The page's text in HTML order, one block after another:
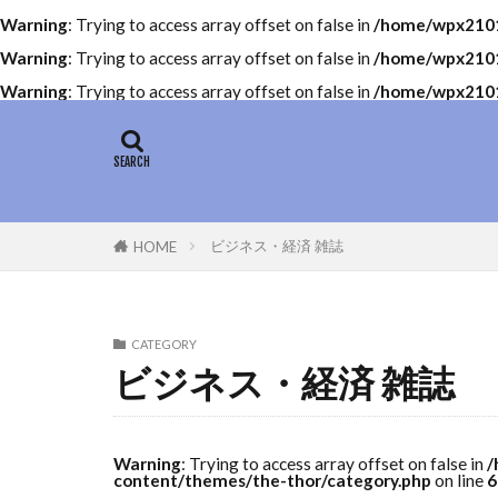
Warning: Trying to access array offset on false in/home/
Warning: Trying to access array offset on false in/home/
Warning: Trying to access array offset on false in/home/
HOME ビジネス・経済 雑誌
CATEGORY
ビジネス・経済 雑誌
Warning: Trying to access array offset on false in/
content/themes/the-thor/category.php on line